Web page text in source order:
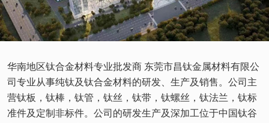
华南地区钛合金材料专业批发商 东莞市昌钛金属材料有限公
司专业从事纯钛及钛合金材料的研发、生产及销售。公司主
营钛板，钛棒，钛管，钛丝，钛带，钛螺丝，钛法兰，钛标
准件及定制非标件。公司的研发生产及深加工位于中国钛谷